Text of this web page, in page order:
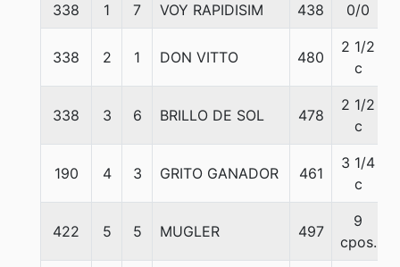
338 1 7 VOY RAPIDISIM 438 0/0
338 2 1 DON VITTO 480
2 1/2
c
338 3 6 BRILLO DE SOL 478
2 1/2
c
190 4 3 GRITO GANADOR 461
3 1/4
c
422 5 5 MUGLER 497
9
cpos.